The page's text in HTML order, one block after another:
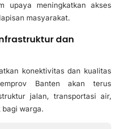
upaya meningkatkan akses
masyarakat.
dan
konektivitas dan kualitas
Banten akan terus
jalan, transportasi air,
warga.